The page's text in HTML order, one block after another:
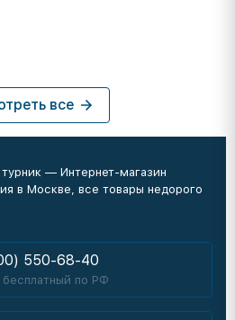
все
— Интернет-магазин
в Москве, все товары недорого
550-68-40
бесплатный по РФ